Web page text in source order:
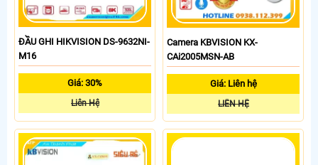
ĐẦU GHI HIKVISION DS-9632NI-
M16
Giá: 30%
Liên Hệ
Camera KBVISION KX-
CAi2005MSN-AB
Giá: Liên hệ
LIÊN HỆ